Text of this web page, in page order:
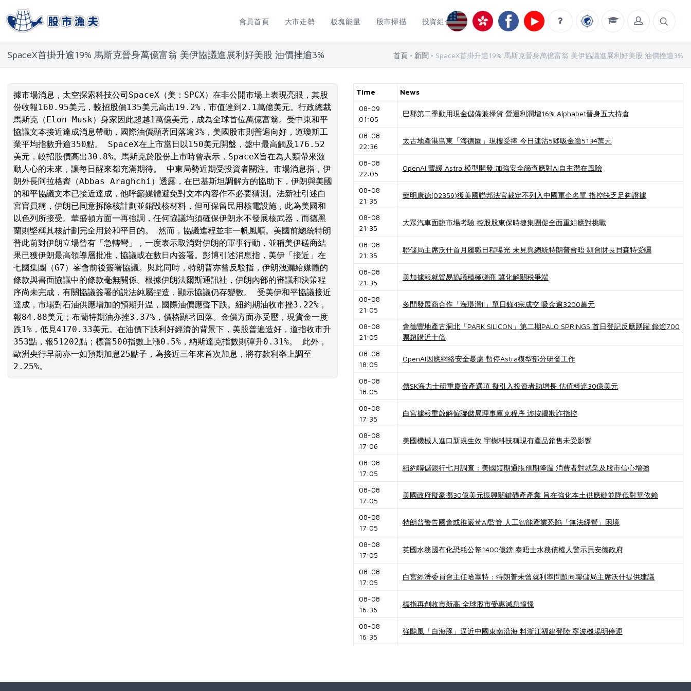
會員首頁 大市走勢 板塊能量 股市掃描 投資組合
SpaceX首掛升逾19% 馬斯克晉身萬億富翁 美伊協議進展利好美股 油價挫逾3% 首頁 新聞 SpaceX首掛升逾19% 馬斯克晉身萬億富翁 美伊協議進展利好美股 油價挫逾3%
據市場消息，太空探索科技公司SpaceX（美：SPCX）在非公開市場上表現亮眼，其股
份收報160.95美元，較招股價135美元高出19.2%，市值達到2.1萬億美元。行政總裁
馬斯克（Elon Musk）身家因此超越1萬億美元，成為全球首位萬億富翁。受中東和平
協議文本接近達成消息帶動，國際油價顯著回落逾3%，美國股市則普遍向好，道瓊斯工
業平均指數升逾350點。 SpaceX在上市當日以150美元開盤，盤中最高觸及176.52
美元，較招股價高出30.8%。馬斯克於股份上市時曾表示，SpaceX旨在為人類帶來激
動人心的未來，讓每日醒來都充滿期待。 中東局勢近期受投資者關注。市場消息指，伊
朗外長阿拉格齊（Abbas Araghchi）透露，在巴基斯坦調解方的協助下，伊朗與美國
的和平協議文本已接近達成，他呼籲媒體避免對文本內容作不必要猜測。法新社引述白
宮官員稱，伊朗已同意拆除核計劃並銷毀核材料，但可保留民用核電設施，此為美國和
以色列所接受。華盛頓方面一再強調，任何協議均須確保伊朗永不發展核武器，而德黑
蘭則堅稱其核計劃完全用於和平目的。 然而，協議進程並非一帆風順。美國前總統特朗
普此前對伊朗立場曾有「急轉彎」，一度表示取消對伊朗的軍事行動，並稱美伊磋商結
果已獲伊朗最高領導層批准，協議或在數日內簽署。彭博引述消息指，美伊「接近」在
七國集團（G7）峯會前後簽署協議。與此同時，特朗普亦曾反駁指，伊朗洩漏給媒體的
條款與書面協議中的條款毫無關係。根據伊朗法爾斯通訊社，伊朗內部的審議和決策程
序尚未完成，有關協議簽署的説法純屬捏造，顯示協議仍存變數。 受美伊和平協議接近
達成，市場對石油供應增加的預期升温，國際油價應聲下跌。紐約期油收市挫3.22%，
報84.88美元；布蘭特期油亦挫3.37%，價格顯著回落。金價方面亦受壓，現貨金一度
跌1%，低見4170.33美元。在油價下跌利好經濟的背景下，美股普遍造好，道指收市升
353點，報51202點；標普500指數上漲0.5%，納斯達克指數則彈升0.31%。 此外，
歐洲央行早前亦一如預期加息25點子，為接近三年來首次加息，將存款利率上調至
2.25%。
Time
News
08-09
01:05
巴郡第二季動用現金儲備兼掃貨 營運利潤增16% Alphabet晉身五大持倉
08-08
22:36
太古地產港島東「海德園」現樓受捧 今日速沽5夥吸金逾5134萬元
08-08
22:05
OpenAI 暫緩 Astra 模型開發 加強安全篩查應對AI自主潛在風險
08-08
21:35
藥明康德(02359)獲美國聯邦法官裁定不列入中國軍企名單 指控缺乏足夠證據
08-08
21:35
大眾汽車面臨市場考驗 控股股東保時捷集團促全面重組應對挑戰
08-08
21:35
聯儲局主席沃什首月履職日程曝光 未見與總統特朗普會晤 頻會財長貝森特受矚
08-08
21:35
美加據報就貿易協議積極磋商 冀化解關税爭端
08-08
21:05
多間發展商合作「海瑅灣II」單日錄4宗成交 吸金逾3200萬元
08-08
21:05
會德豐地產古洞北「PARK SILICON」第二期PALO SPRINGS 首日登記反應踴躍 錄逾700
票超購近十倍
08-08
18:05
OpenAI因應網絡安全憂慮 暫停Astra模型部分研發工作
08-08
18:05
傳SK海力士研重慶資產選項 擬引入投資者助增長 估值料達30億美元
08-08
17:35
白宮據報重啟解僱聯儲局理事庫克程序 涉按揭欺詐指控
08-08
17:06
美國機械人進口新規生效 宇樹科技稱現有產品銷售未受影響
08-08
17:05
紐約聯儲銀行七月調查：美國短期通脹預期降温 消費者對就業及股市信心增強
08-08
17:05
美國政府擬豪擲30億美元振興關鍵礦產產業 旨在強化本土供應鏈並降低對華依賴
08-08
17:05
特朗普警告國會或推嚴苛AI監管 人工智能產業恐陷「無法經營」困境
08-08
17:05
英國水務國有化恐耗公帑1400億鎊 泰晤士水務債權人警示貝安德政府
08-08
17:05
白宮經濟委員會主任哈塞特：特朗普未曾就利率問題向聯儲局主席沃什提供建議
08-08
16:36
標指再創收市新高 全球股市受惠減息憧憬
08-08
16:35
強颱風「白海豚」逼近中國東南沿海 料浙江福建登陸 寧波機場明停運